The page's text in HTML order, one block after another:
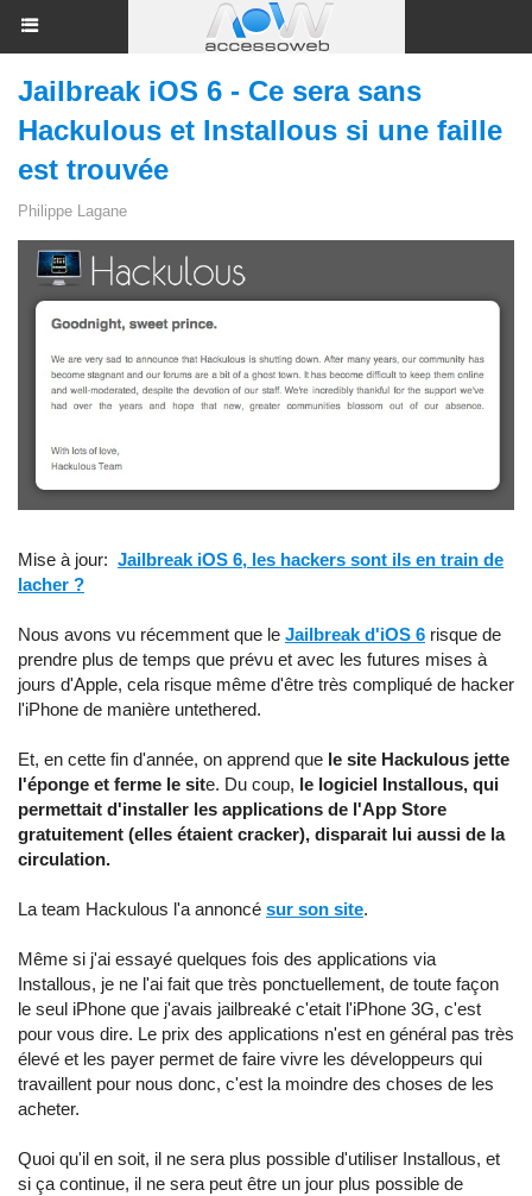
Jailbreak iOS 6 - Ce sera sans
Hackulous et Installous si une faille
est trouvée
Philippe Lagane
Mise à jour: Jailbreak iOS 6, les hackers sont ils en train de
lacher ?
Nous avons vu récemment que le Jailbreak d'iOS 6 risque de
prendre plus de temps que prévu et avec les futures mises à
jours d'Apple, cela risque même d'être très compliqué de hacker
l'iPhone de manière untethered.
Et, en cette fin d'année, on apprend que le site Hackulous jette
l'éponge et ferme le site. Du coup, le logiciel Installous, qui
permettait d'installer les applications de l'App Store
gratuitement (elles étaient cracker), disparait lui aussi de la
circulation.
La team Hackulous l'a annoncé sur son site.
Même si j'ai essayé quelques fois des applications via
Installous, je ne l'ai fait que très ponctuellement, de toute façon
le seul iPhone que j'avais jailbreaké c'etait l'iPhone 3G, c'est
pour vous dire. Le prix des applications n'est en général pas très
élevé et les payer permet de faire vivre les développeurs qui
travaillent pour nous donc, c'est la moindre des choses de les
acheter.
Quoi qu'il en soit, il ne sera plus possible d'utiliser Installous, et
si ça continue, il ne sera peut être un jour plus possible de